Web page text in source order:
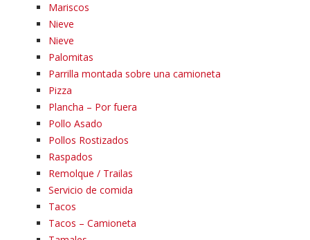
Mariscos
Nieve
Nieve
Palomitas
Parrilla montada sobre una camioneta
Pizza
Plancha – Por fuera
Pollo Asado
Pollos Rostizados
Raspados
Remolque / Trailas
Servicio de comida
Tacos
Tacos – Camioneta